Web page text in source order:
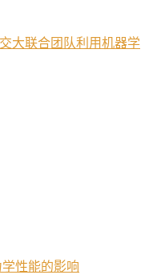
大联合团队利用机器学
性能的影响